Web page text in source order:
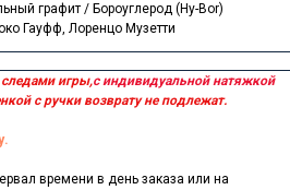
графит / Бороуглерод (Hy-Bor)
Гауфф, Лоренцо Музетти
следами игры,с индивидуальной натяжкой
с ручки возврату не подлежат.
времени в день заказа или на